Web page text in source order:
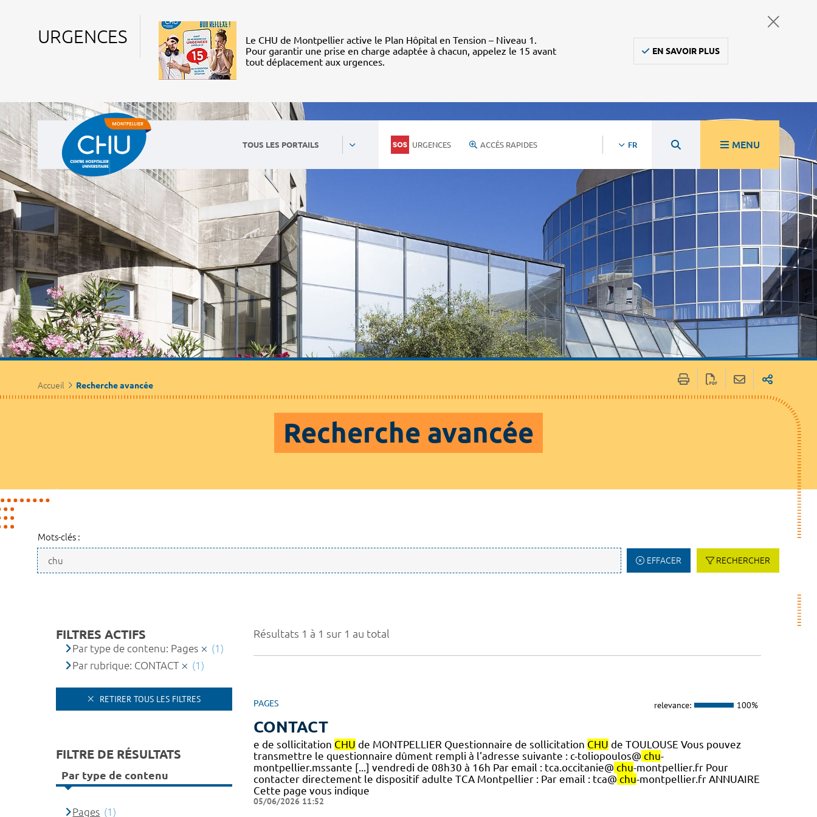
URGENCES
Le CHU de Montpellier active le Plan Hôpital en Tension – Niveau 1.
Pour garantir une prise en charge adaptée à chacun, appelez le 15 avant
tout déplacement aux urgences.
EN SAVOIR PLUS
TOUS LES PORTAILS URGENCES ACCÈS RAPIDES FR MENU
Accueil Recherche avancée
Recherche avancée
Mots-clés :
EFFACER RECHERCHER
Résultats 1 à 1 sur 1 au total
PAGES relevance: 100%
CONTACT
e de sollicitation CHU de MONTPELLIER Questionnaire de sollicitation CHU de TOULOUSE Vous pouvez
transmettre le questionnaire dûment rempli à l'adresse suivante : c-toliopoulos@ chu-
montpellier.mssante [...] vendredi de 08h30 à 16h Par email : tca.occitanie@ chu-montpellier.fr Pour
contacter directement le dispositif adulte TCA Montpellier : Par email : tca@ chu-montpellier.fr ANNUAIRE
Cette page vous indique
05/06/2026 11:52
FILTRES ACTIFS
Par type de contenu: Pages
(1)
Par rubrique: CONTACT
(1)
RETIRER TOUS LES FILTRES
FILTRE DE RÉSULTATS
Par type de contenu
Pages (1)